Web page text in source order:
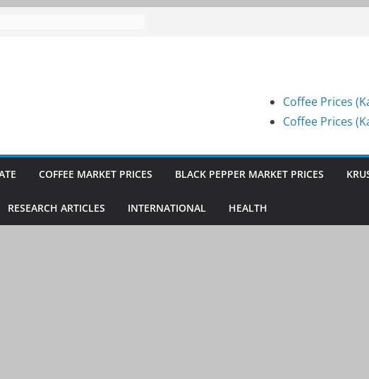
(Karnataka) on 07-08-
(Karnataka) on 05-08-
Coffee Prices
Coffee Prices
COFFEE MARKET PRICES BLACK PEPPER MARKET PRICES
RESEARCH ARTICLES INTERNATIONAL HEALTH